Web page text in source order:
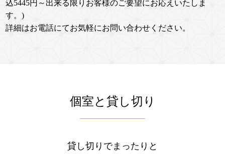
込5445円～出来る限りお客様のご要望にお応えいたしま
す。)
詳細はお電話にてお気軽にお問い合わせください。
個室と貸し切り
貸し切りでまったりと